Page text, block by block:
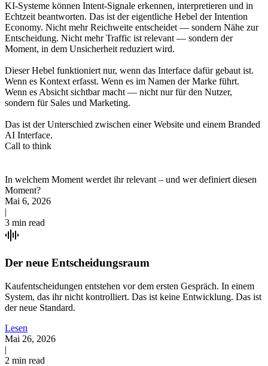
KI-Systeme können Intent-Signale erkennen, interpretieren und in
Echtzeit beantworten. Das ist der eigentliche Hebel der Intention
Economy. Nicht mehr Reichweite entscheidet — sondern Nähe zur
Entscheidung. Nicht mehr Traffic ist relevant — sondern der
Moment, in dem Unsicherheit reduziert wird.
Dieser Hebel funktioniert nur, wenn das Interface dafür gebaut ist.
Wenn es Kontext erfasst. Wenn es im Namen der Marke führt.
Wenn es Absicht sichtbar macht — nicht nur für den Nutzer,
sondern für Sales und Marketing.
Das ist der Unterschied zwischen einer Website und einem Branded
AI Interface.
Call to think
In welchem Moment werdet ihr relevant – und wer definiert diesen
Moment?
Mai 6, 2026
|
3 min read
Der neue Entscheidungsraum
Kaufentscheidungen entstehen vor dem ersten Gespräch. In einem
System, das ihr nicht kontrolliert. Das ist keine Entwicklung. Das ist
der neue Standard.
Lesen
Mai 26, 2026
|
2 min read